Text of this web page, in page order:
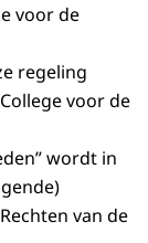
voor de
regeling
voor de
wordt in
van de